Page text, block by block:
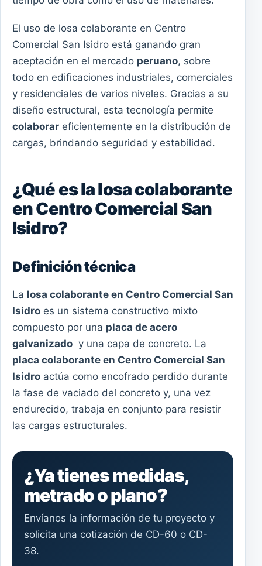
El uso de losa colaborante en Centro
Comercial San Isidro está ganando gran
aceptación en el mercado peruano, sobre
todo en edificaciones industriales, comerciales
y residenciales de varios niveles. Gracias a su
diseño estructural, esta tecnología permite
colaborar eficientemente en la distribución de
cargas, brindando seguridad y estabilidad.
¿Qué es la losa colaborante
en Centro Comercial San
Isidro?
Definición técnica
La losa colaborante en Centro Comercial San
Isidro es un sistema constructivo mixto
compuesto por una placa de acero
galvanizado y una capa de concreto. La
placa colaborante en Centro Comercial San
Isidro actúa como encofrado perdido durante
la fase de vaciado del concreto y, una vez
endurecido, trabaja en conjunto para resistir
las cargas estructurales.
¿Ya tienes medidas,
metrado o plano?
Envíanos la información de tu proyecto y
solicita una cotización de CD-60 o CD-
38.